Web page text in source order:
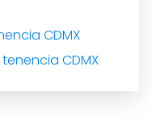
CDMX
CDMX